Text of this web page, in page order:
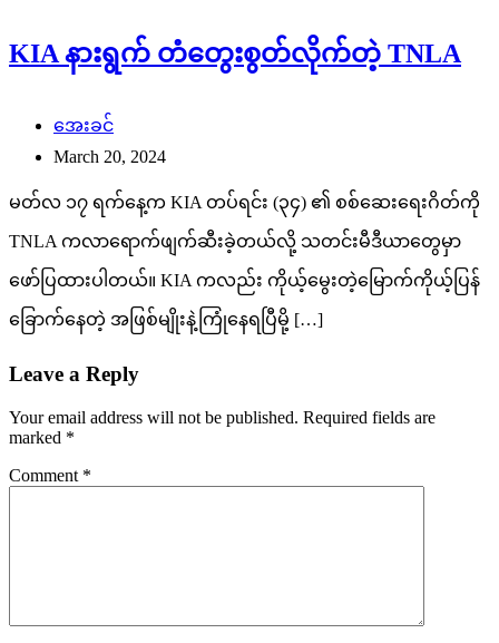
KIA နားရွက် တံတွေးစွတ်လိုက်တဲ့ TNLA
အေးခင်
March 20, 2024
မတ်လ ၁၇ ရက်နေ့က KIA တပ်ရင်း (၃၄) ၏ စစ်ဆေးရေးဂိတ်ကို
TNLA ကလာရောက်ဖျက်ဆီးခဲ့တယ်လို့ သတင်းမီဒီယာတွေမှာ
ဖော်ပြထားပါတယ်။ KIA ကလည်း ကိုယ့်မွေးတဲ့မြောက်ကိုယ့်ပြန်
ခြောက်နေတဲ့ အဖြစ်မျိုးနဲ့ကြုံနေရပြီမို့ […]
Leave a Reply
Your email address will not be published. Required fields are
marked *
Comment *